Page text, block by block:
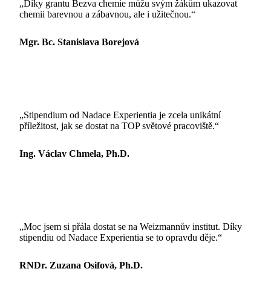
„Díky grantu Bezva chemie můžu svým žákům ukazovat
chemii barevnou a zábavnou, ale i užitečnou.“
Mgr. Bc. Stanislava Borejová
„Stipendium od Nadace Experientia je zcela unikátní
příležitost, jak se dostat na TOP světové pracoviště.“
Ing. Václav Chmela, Ph.D.
„Moc jsem si přála dostat se na Weizmannův institut. Díky
stipendiu od Nadace Experientia se to opravdu děje.“
RNDr. Zuzana Osifová, Ph.D.